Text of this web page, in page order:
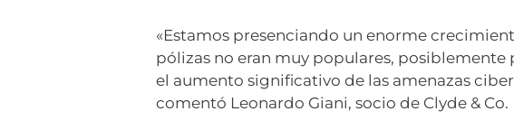
«Estamos presenciando un enorme
pólizas no eran muy populares,
el aumento significativo de las amenazas
comentó Leonardo Giani, socio de Clyde & Co.